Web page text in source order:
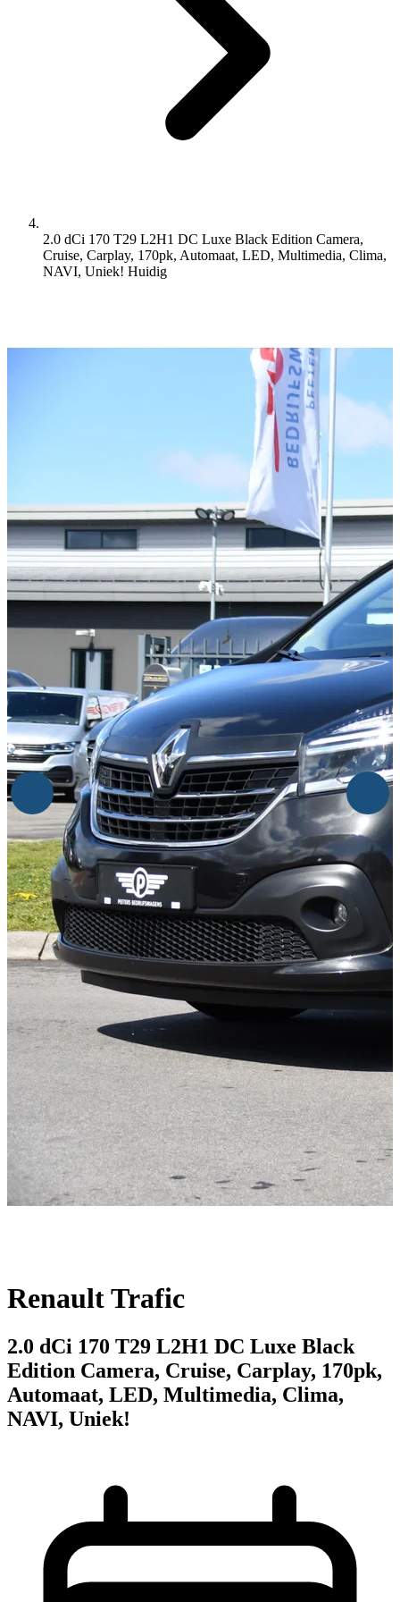
2.0 dCi 170 T29 L2H1 DC Luxe Black Edition Camera,
Cruise, Carplay, 170pk, Automaat, LED, Multimedia, Clima,
NAVI, Uniek! Huidig
Renault Trafic
2.0 dCi 170 T29 L2H1 DC Luxe Black
Edition Camera, Cruise, Carplay, 170pk,
Automaat, LED, Multimedia, Clima,
NAVI, Uniek!